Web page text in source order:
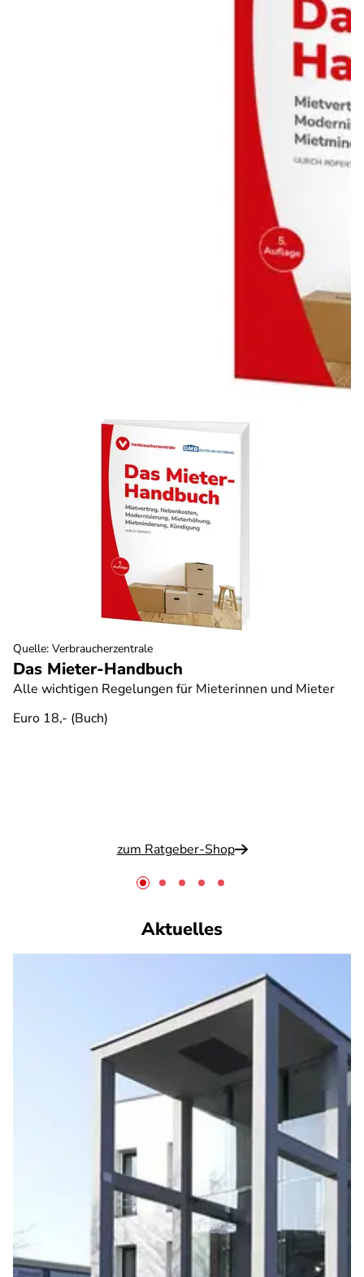
Das Mieter-Handbuch
Alle wichtigen Regelungen für Mieterinnen und Mieter
Euro 18,- (Buch)
zum Ratgeber-Shop
Quelle: Verbraucherzentrale
Aktuelles